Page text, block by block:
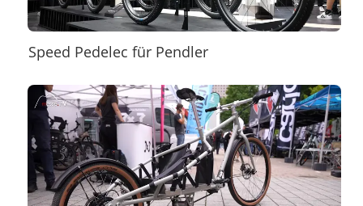
Speed Pedelec für Pendler